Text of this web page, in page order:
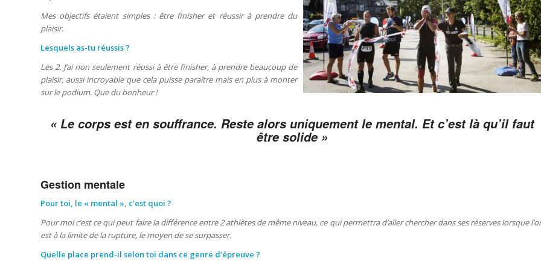
Mes objectifs étaient simples : être finisher et réussir à prendre du
plaisir.
Lesquels as-tu réussis ?
Les 2. J’ai non seulement réussi à être finisher, à prendre beaucoup de
plaisir, aussi incroyable que cela puisse paraître mais en plus à monter
sur le podium. Que du bonheur !
« Le corps est en souffrance. Reste alors uniquement le mental. Et c’est là qu’il faut
être solide »
Gestion mentale
Pour toi, le « mental », c’est quoi ?
Pour moi c’est ce qui peut faire la différence entre 2 athlètes de même niveau, ce qui permettra d’aller chercher dans ses réserves lorsque
est à la limite de la rupture, le moyen de se surpasser.
Quelle place prend-il selon toi dans ce genre d’épreuve ?